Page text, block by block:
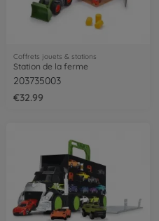
Coffrets jouets & stations
Station de la ferme
203735003
€32.99